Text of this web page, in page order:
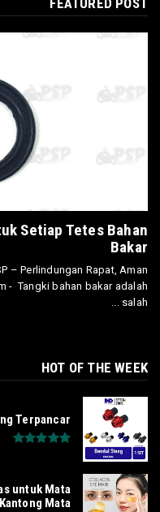
Setiap Tetes Bahan
Bakar
– Perlindungan Rapat, Aman
- Tangki bahan bakar adalah
salah ...
HOT OF THE WEEK
Terpancar
untuk Mata
Mata